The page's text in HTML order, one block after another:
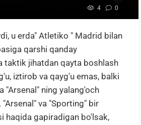
4 0
u erda" Atletiko " Madrid bilan
qarshi qanday
taktik jihatdan qayta boshlash
iztirob va qayg'u emas, balki
"Arsenal" ning yalang'och
va "Sporting" bir
haqida gapiradigan bo'lsak,